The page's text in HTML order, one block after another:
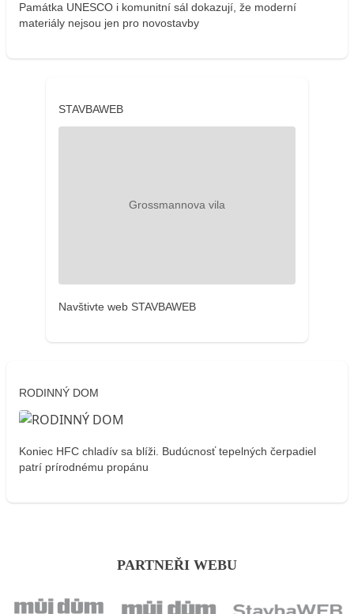
Památka UNESCO i komunitní sál dokazují, že moderní
materiály nejsou jen pro novostavby
STAVBAWEB
Navštivte web STAVBAWEB
RODINNÝ DOM
Koniec HFC chladív sa blíži. Budúcnosť tepelných čerpadiel
patrí prírodnému propánu
PARTNEŘI WEBU